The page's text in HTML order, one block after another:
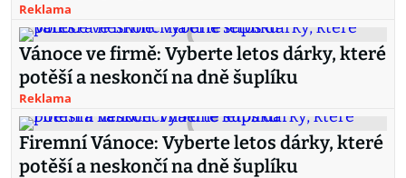
Reklama
Vánoce ve firmě: Vyberte letos dárky, které
potěší a neskončí na dně šuplíku
Reklama
Firemní Vánoce: Vyberte letos dárky, které
potěší a neskončí na dně šuplíku